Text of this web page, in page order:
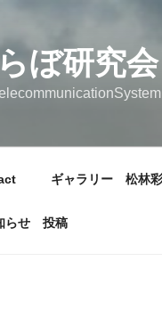
ぼ研究会
ギャラリー 松林
らせ 投稿